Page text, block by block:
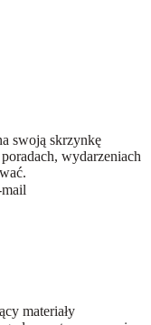
swoją skrzynkę
wydarzeniach
materiały